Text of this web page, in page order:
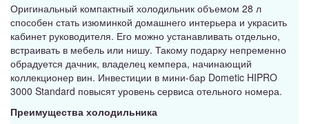
Оригинальный компактный холодильник объемом 28 л
способен стать изюминкой домашнего интерьера и украсить
кабинет руководителя. Его можно устанавливать отдельно,
встраивать в мебель или нишу. Такому подарку непременно
обрадуется дачник, владелец кемпера, начинающий
коллекционер вин. Инвестиции в мини-бар Dometic HIPRO
3000 Standard повысят уровень сервиса отельного номера.
Преимущества холодильника